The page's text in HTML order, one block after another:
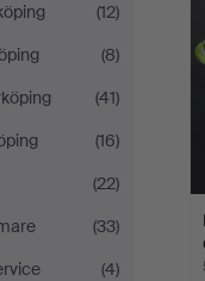
(12)
(8)
(41)
(16)
(22)
(33)
(4)